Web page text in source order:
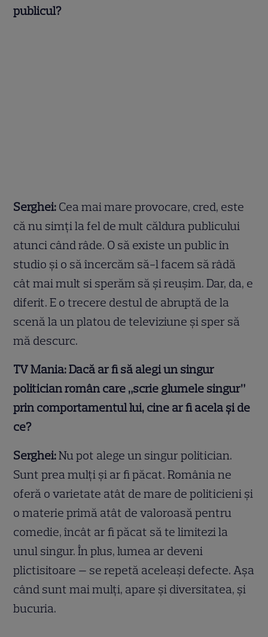
publicul?
Serghei: Cea mai mare provocare, cred, este
că nu simți la fel de mult căldura publicului
atunci când râde. O să existe un public în
studio și o să încercăm să-l facem să râdă
cât mai mult si sperăm să și reușim. Dar, da, e
diferit. E o trecere destul de abruptă de la
scenă la un platou de televiziune și sper să
mă descurc.
TV Mania: Dacă ar fi să alegi un singur
politician român care „scrie glumele singur”
prin comportamentul lui, cine ar fi acela și de
ce?
Serghei:Nu pot alege un singur politician.
Sunt prea mulți și ar fi păcat. România ne
oferă o varietate atât de mare de politicieni și
o materie primă atât de valoroasă pentru
comedie, încât ar fi păcat să te limitezi la
unul singur. În plus, lumea ar deveni
plictisitoare — se repetă aceleași defecte. Așa
când sunt mai mulți, apare și diversitatea, și
bucuria.